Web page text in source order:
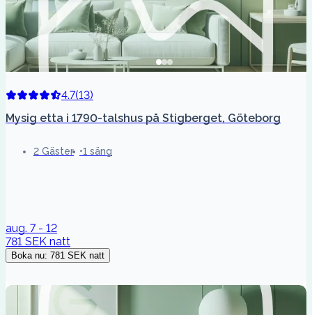
4.7(13)
Mysig etta i 1790-talshus på Stigberget, Göteborg
2 Gäster 1 säng
aug. 7 - 12
781 SEK natt
Boka nu: 781 SEK natt